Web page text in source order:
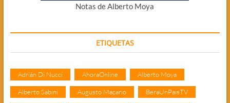
Notas de Alberto Moya
ETIQUETAS
Adrián Di Nucci AhoraOnline Alberto Moya
Alberto Sabini Augusto Macario BeraUnPaisTV